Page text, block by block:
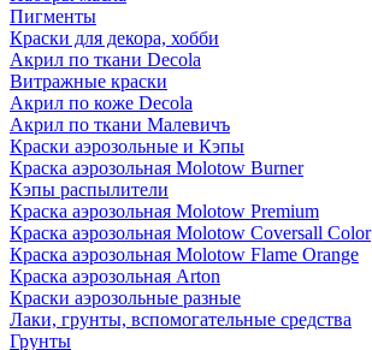
Пигменты
Краски для декора, хобби
Акрил по ткани Decola
Витражные краски
Акрил по коже Decola
Акрил по ткани Малевичъ
Краски аэрозольные и Кэпы
Краска аэрозольная Molotow Burner
Кэпы распылители
Краска аэрозольная Molotow Premium
Краска аэрозольная Molotow Coversall Color
Краска аэрозольная Molotow Flame Orange
Краска аэрозольная Arton
Краски аэрозольные разные
Лаки, грунты, вспомогательные средства
Грунты